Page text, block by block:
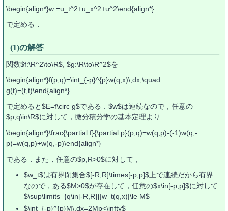
\begin{align*}w:=u_t^2+u_x^2+u^2\end{align*}
で定める．
(1)の解答
関数$f:\R^2\to\R$, $g:\R\to\R^2$を
\begin{align*}f(p,q)=\int_{-p}^{p}w(q,x)\,dx,\quad
g(t)=(t,t)\end{align*}
で定めると$E=f\circ g$である．$w$は連続なので，任意の
$p,q\in\R$に対して，微分積分学の基本定理より
\begin{align*}\frac{\partial f}{\partial p}(p,q)=w(q,p)-(-1)w(q,-
p)=w(q,p)+w(q,-p)\end{align*}
である．また，任意の$p,R>0$に対して，
$w_t$は有界閉集合$[-R,R]\times[-p,p]$上で連続だから有界
なので，ある$M>0$が存在して，任意の$x\in[-p,p]$に対して
$\sup\limits_{q\in[-R,R]}|w_t(q,x)|\le M$
$\int_{-p}^{p}M\,dx=2Mp<\infty$